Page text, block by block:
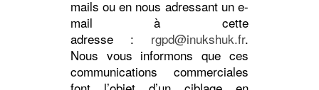
mails ou en nous adressant un e-
mail à cette
adresse : rgpd@inukshuk.fr.
Nous vous informons que ces
communications commerciales